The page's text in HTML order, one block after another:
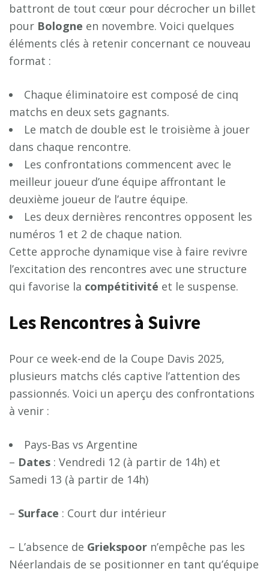
battront de tout cœur pour décrocher un billet
pour Bologne en novembre. Voici quelques
éléments clés à retenir concernant ce nouveau
format :
Chaque éliminatoire est composé de cinq
matchs en deux sets gagnants.
Le match de double est le troisième à jouer
dans chaque rencontre.
Les confrontations commencent avec le
meilleur joueur d’une équipe affrontant le
deuxième joueur de l’autre équipe.
Les deux dernières rencontres opposent les
numéros 1 et 2 de chaque nation.
Cette approche dynamique vise à faire revivre
l’excitation des rencontres avec une structure
qui favorise la compétitivité et le suspense.
Les Rencontres à Suivre
Pour ce week-end de la Coupe Davis 2025,
plusieurs matchs clés captive l’attention des
passionnés. Voici un aperçu des confrontations
à venir :
Pays-Bas vs Argentine
– Dates : Vendredi 12 (à partir de 14h) et
Samedi 13 (à partir de 14h)
– Surface : Court dur intérieur
– L’absence de Griekspoor n’empêche pas les
Néerlandais de se positionner en tant qu’équipe